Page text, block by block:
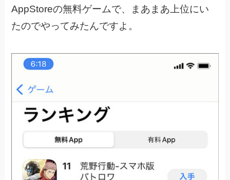
AppStoreの無料ゲームで、まあまあ上位にい
たのでやってみたんですよ。